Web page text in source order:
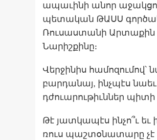
ապաւինի անոր
պետական ԹԱՍՍ
Ռուսաստանի Արտաքին
Նարիշքինը։
Վերջինիս համոզումով՝
բարդանայ, ինչպէս
դժուարութիւններ պիտի
Թէ յատկապէս ինչո՞ւ
ռուս պաշտօնատարը չէ